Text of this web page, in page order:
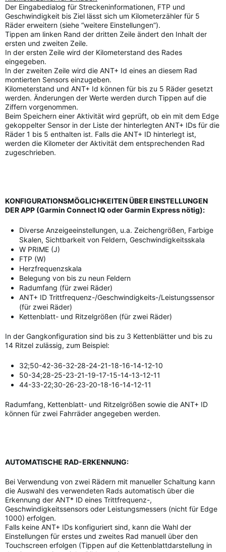
Der Eingabedialog für Streckeninformationen, FTP und
Geschwindigkeit bis Ziel lässt sich um Kilometerzähler für 5
Räder erweitern (siehe “weitere Einstellungen”).
Tippen am linken Rand der dritten Zeile ändert den Inhalt der
ersten und zweiten Zeile.
In der ersten Zeile wird der Kilometerstand des Rades
eingegeben.
In der zweiten Zeile wird die ANT+ Id eines an diesem Rad
montierten Sensors einzugeben.
Kilometerstand und ANT+ Id können für bis zu 5 Räder gesetzt
werden. Änderungen der Werte werden durch Tippen auf die
Ziffern vorgenommen.
Beim Speichern einer Aktivität wird geprüft, ob ein mit dem Edge
gekoppelter Sensor in der Liste der hinterlegten ANT+ IDs für die
Räder 1 bis 5 enthalten ist. Falls die ANT+ ID hinterlegt ist,
werden die Kilometer der Aktivität dem entsprechenden Rad
zugeschrieben.
KONFIGURATIONSMÖGLICHKEITEN ÜBER EINSTELLUNGEN
DER APP (Garmin Connect IQ oder Garmin Express nötig):
Diverse Anzeigeeinstellungen, u.a. Zeichengrößen, Farbige
Skalen, Sichtbarkeit von Feldern, Geschwindigkeitsskala
W PRIME (J)
FTP (W)
Herzfrequenzskala
Belegung von bis zu neun Feldern
Radumfang (für zwei Räder)
ANT+ ID Trittfrequenz-/Geschwindigkeits-/Leistungssensor
(für zwei Räder)
Kettenblatt- und Ritzelgrößen (für zwei Räder)
In der Gangkonfiguration sind bis zu 3 Kettenblätter und bis zu
14 Ritzel zulässig, zum Beispiel:
32;50-42-36-32-28-24-21-18-16-14-12-10
50-34;28-25-23-21-19-17-15-14-13-12-11
44-33-22;30-26-23-20-18-16-14-12-11
Radumfang, Kettenblatt- und Ritzelgrößen sowie die ANT+ ID
können für zwei Fahrräder angegeben werden.
AUTOMATISCHE RAD-ERKENNUNG:
Bei Verwendung von zwei Rädern mit manueller Schaltung kann
die Auswahl des verwendeten Rads automatisch über die
Erkennung der ANT* ID eines Trittfrequenz-,
Geschwindigkeitssensors oder Leistungsmessers (nicht für Edge
1000) erfolgen.
Falls keine ANT+ IDs konfiguriert sind, kann die Wahl der
Einstellungen für erstes und zweites Rad manuell über den
Touchscreen erfolgen (Tippen auf die Kettenblattdarstellung in